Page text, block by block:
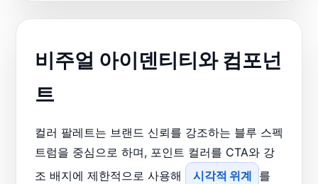
비주얼 아이덴티티와 컴포넌
트
컬러 팔레트는 브랜드 신뢰를 강조하는 블루 스펙
트럼을 중심으로 하며, 포인트 컬러를 CTA와 강
조 배지에 제한적으로 사용해
시각적 위계
를